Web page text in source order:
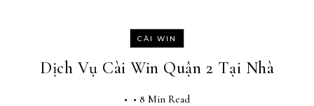
CÀI WIN
Dịch Vụ Cài Win Quận 2 Tại Nhà
• • 8 Min Read